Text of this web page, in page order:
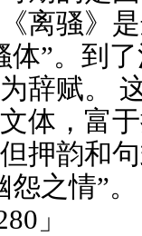
离骚》
体”。到
辞赋。
体，富
押韵和
怨之情”
」